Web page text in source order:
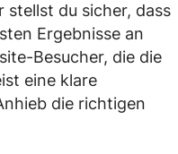
stellst du sicher, dass
Ergebnisse an
Besucher, die die
eine klare
die richtigen